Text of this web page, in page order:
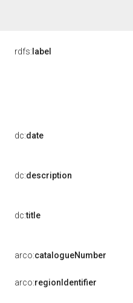
rdfs: label
dc:date
dc:description
dc:title
arco:catalogueNumber
arco:regionIdentifier